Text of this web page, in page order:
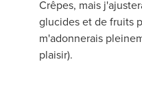
Crêpes, mais
glucides et de fruits
m'adonnerais
plaisir).